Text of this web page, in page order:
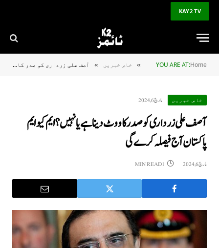
KAY2 TV
YOU ARE AT:Home
» خاص خبریں » آصف علی زرداری کو صدر کا ووٹ دینا ہے یا نہیں؟ ایم کیو ایم پاکستان آج فیصلہ کرے گی
خاص خبریں مارچ 6, 2024
آصف علی زرداری کو صدر کا ووٹ دینا ہے یا نہیں؟ ایم کیو ایم
پاکستان آج فیصلہ کرے گی
مارچ 6, 2024 1 MIN READ